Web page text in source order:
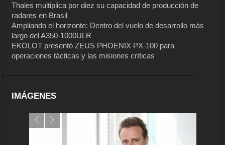
Thales multiplica por diez su capacidad de producción de
radares en Brasil
Ampliando el horizonte: Dentro del vuelo de desarrollo más
largo del A350-1000ULR
EKOLOT presentó ZEUS PHOENIX PX-100 para
operaciones tácticas y las misiones críticas
IMÁGENES